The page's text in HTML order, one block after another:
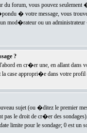
du forum, vous pouvez
� votre message, vous
mod�rateur ou un
?
en cr�er une, en allant
case appropri�e dans votre
sujet (ou �ditez le premier
pas le droit de cr�er des
limite pour le sondage; 0 est un